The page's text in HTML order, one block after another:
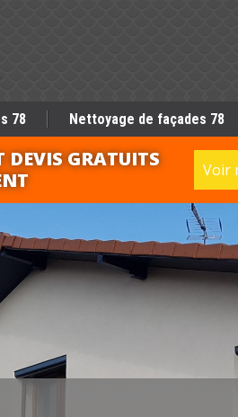
78 Nettoyage de façades 78
DEVIS GRATUITS
Voir